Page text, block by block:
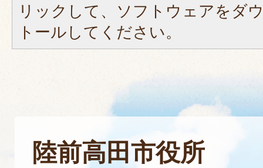
リックして、ソフトウェアをダ
トールしてください。
陸前高田市役所